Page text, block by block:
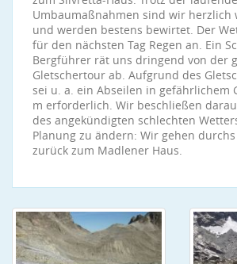
Umbaumaßnahmen sind wir herzlich
und werden bestens bewirtet. Der
für den nächsten Tag Regen an. Ein
Bergführer rät uns dringend von der
Gletschertour ab. Aufgrund des
sei u. a. ein Abseilen in gefährlichem
m erforderlich. Wir beschließen
des angekündigten schlechten
Planung zu ändern: Wir gehen
zurück zum Madlener Haus.